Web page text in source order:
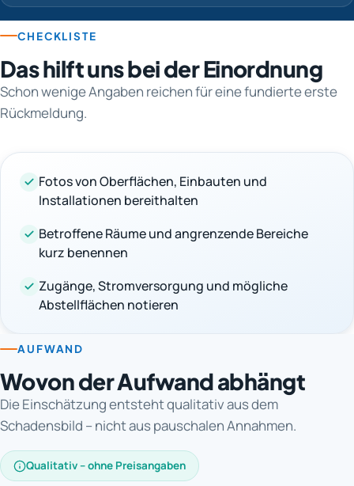
CHECKLISTE
Das hilft uns bei der Einordnung
Schon wenige Angaben reichen für eine fundierte erste
Rückmeldung.
Fotos von Oberflächen, Einbauten und
Installationen bereithalten
Betroffene Räume und angrenzende Bereiche
kurz benennen
Zugänge, Stromversorgung und mögliche
Abstellflächen notieren
AUFWAND
Wovon der Aufwand abhängt
Die Einschätzung entsteht qualitativ aus dem
Schadensbild – nicht aus pauschalen Annahmen.
Qualitativ – ohne Preisangaben